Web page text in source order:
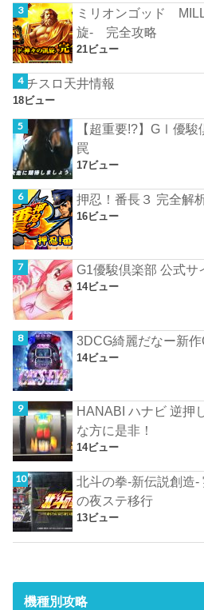
ミリオンゴッド
旋- 完全攻略
21ビュー
パチスロ天井情報
18ビュー
【超重要!?】GⅠ優
罠
17ビュー
押忍！番長３ 完全解
16ビュー
G1優駿倶楽部 公式サ
14ビュー
3DCG綺麗だなー新
14ビュー
HANABI ハナビ 逆押
な方に是非！
14ビュー
北斗の拳-新伝説創造
の夜ステ移行
13ビュー
機種別攻略